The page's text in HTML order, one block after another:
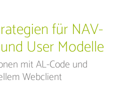
für NAV-
User Modelle
mit AL-Code und
Webclient